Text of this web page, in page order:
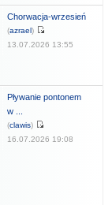
Chorwacja-wrzesień
(azrael)
13.07.2026 13:55
Pływanie pontonem
w ...
(clawis)
16.07.2026 19:08